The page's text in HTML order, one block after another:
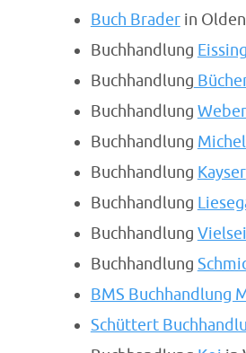
Buch Braderin
Buchhandlung
Buchhandlung
Buchhandlung Weber
Buchhandlung
Buchhandlung Kayser
Buchhandlung
Buchhandlung
Buchhandlung
BMS Buchhandlung
Schüttert